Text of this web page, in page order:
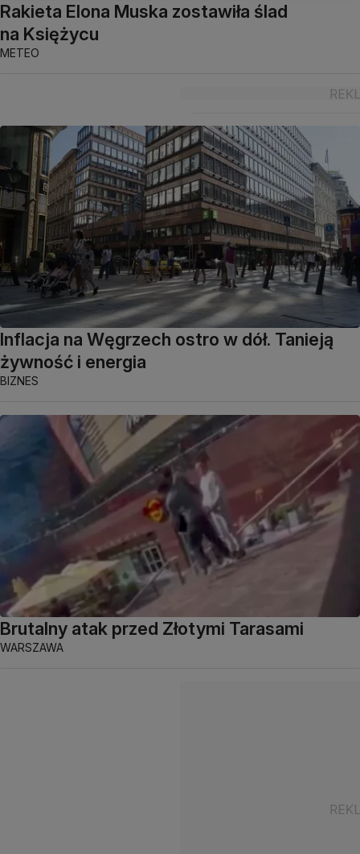
Rakieta Elona Muska zostawiła ślad
na Księżycu
METEO
Inflacja na Węgrzech ostro w dół. Tanieją
żywność i energia
BIZNES
Brutalny atak przed Złotymi Tarasami
WARSZAWA